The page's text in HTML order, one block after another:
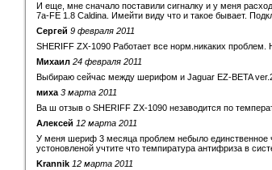
И еще, мне сначало поставили сигналку и у меня
7а-FE 1.8 Caldina. Имейти виду что и такое бывает.
Сергей 9 февраля 2011
SHERIFF ZX-1090 Работает все норм.никаких проблем.
Михаил 24 февраля 2011
Выбираю сейчас между шерифом и Jaguar EZ-BETA
миха 3 марта 2011
Ва ш отзыв о SHERIFF ZX-1090 незаводится по
Алексей 12 марта 2011
У меня шериф 3 месяца проблем небыло единственное
устоновленой учтите что темпиратура антифриза в
Krannik 12 марта 2011